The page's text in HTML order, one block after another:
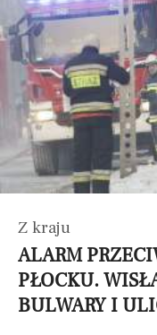
Z kraju
ALARM
PŁOCKU.
BULWARY I